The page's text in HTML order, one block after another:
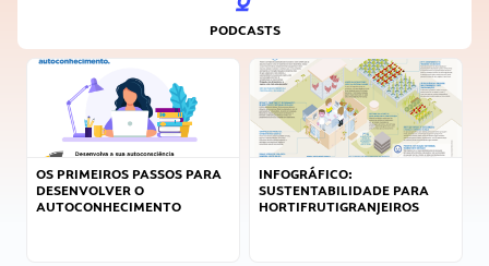
PODCASTS
OS PRIMEIROS PASSOS PARA
DESENVOLVER O
AUTOCONHECIMENTO
INFOGRÁFICO:
SUSTENTABILIDADE PARA
HORTIFRUTIGRANJEIROS